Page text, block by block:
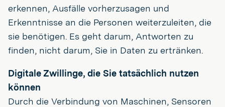
erkennen, Ausfälle vorherzusagen und
Erkenntnisse an die Personen weiterzuleiten, die
sie benötigen. Es geht darum, Antworten zu
finden, nicht darum, Sie in Daten zu ertränken.
Digitale Zwillinge, die Sie tatsächlich nutzen
können
Durch die Verbindung von Maschinen, Sensoren